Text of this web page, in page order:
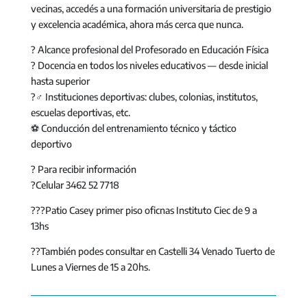
vecinas, accedés a una formación universitaria de prestigio
y excelencia académica, ahora más cerca que nunca.
? Alcance profesional del Profesorado en Educación Física
? Docencia en todos los niveles educativos — desde inicial
hasta superior
?️‍♂️ Instituciones deportivas: clubes, colonias, institutos,
escuelas deportivas, etc.
⚽ Conducción del entrenamiento técnico y táctico
deportivo
? Para recibir información
?Celular 3462 52 7718
??‍?Patio Casey primer piso oficnas Instituto Ciec de 9 a
13hs
?‍?También podes consultar en Castelli 34 Venado Tuerto de
Lunes a Viernes de 15 a 20hs.